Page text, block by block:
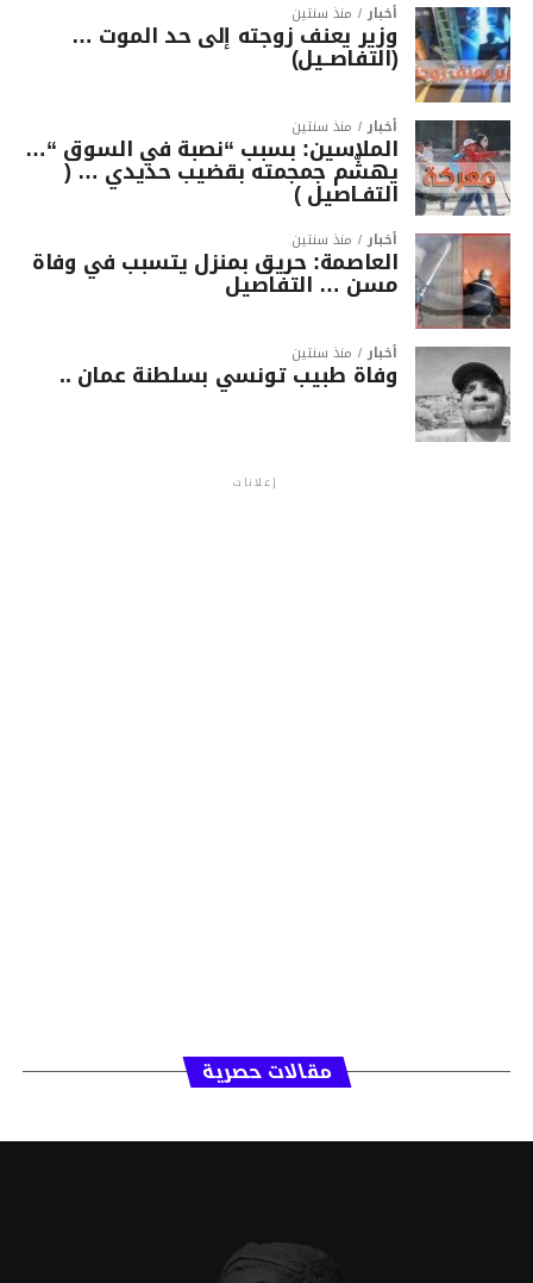
أخبار منذ سنتين
وزير يعنف زوجته إلى حد الموت …
(التفاصــيل)
أخبار منذ سنتين
الملاسين: بسبب “نصبة في السوق “…
يهشّم جمجمته بقضيب حديدي … (
التفـاصيل )
أخبار منذ سنتين
العاصمة: حريق بمنزل يتسبب في وفاة
مسن … التفاصيل
أخبار منذ سنتين
وفاة طبيب تونسي بسلطنة عمان ..
إعلانات
مقالات حصرية